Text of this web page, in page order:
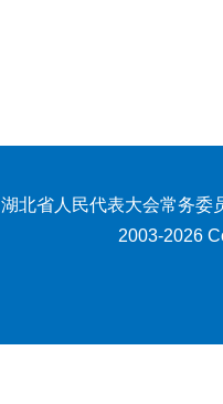
湖北省人民代表大会常务委
2003-2026